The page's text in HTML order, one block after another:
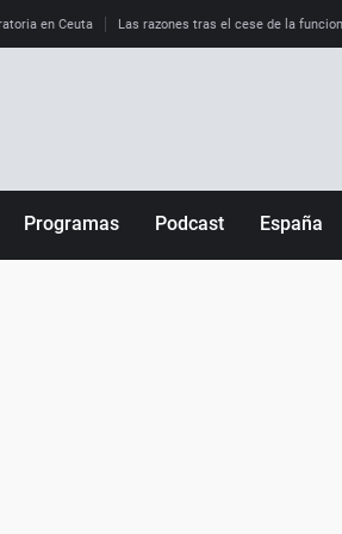
en Ceuta Las razones tras el cese de la
Programas Podcast España